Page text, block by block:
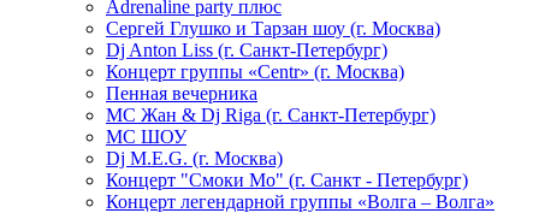
Adrenaline party плюс
Сергей Глушко и Тарзан шоу (г. Москва)
Dj Anton Liss (г. Санкт-Петербург)
Концерт группы «Centr» (г. Москва)
Пенная вечерника
МС Жан & Dj Riga (г. Санкт-Петербург)
МС ШОУ
Dj M.E.G. (г. Москва)
Концерт "Смоки Мо" (г. Санкт - Петербург)
Концерт легендарной группы «Волга – Волга»